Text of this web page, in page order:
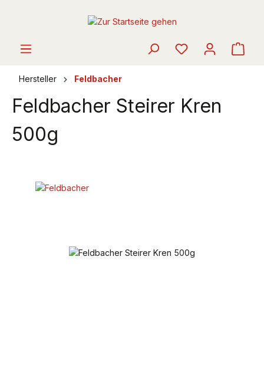
Hersteller Feldbacher
Feldbacher Steirer Kren
500g
Bildergalerie überspringen